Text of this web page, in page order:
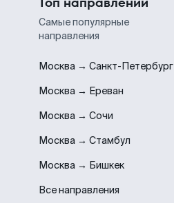
Самые популярные
направления
Москва → Санкт-Петербург
Москва → Ереван
Москва → Сочи
Москва → Стамбул
Москва → Бишкек
Все направления